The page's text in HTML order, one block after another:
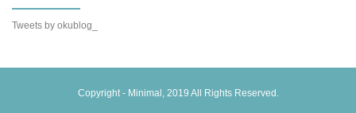
Tweets by okublog_
Copyright - Minimal , 2019 All Rights Reserved.